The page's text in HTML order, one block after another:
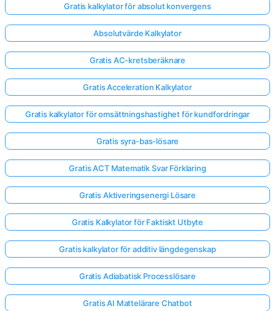
Gratis kalkylator för absolut konvergens
Absolutvärde Kalkylator
Gratis AC-kretsberäknare
Gratis Acceleration Kalkylator
Gratis kalkylator för omsättningshastighet för kundfordringar
Gratis syra-bas-lösare
Gratis ACT Matematik Svar Förklaring
Gratis Aktiveringsenergi Lösare
Gratis Kalkylator för Faktiskt Utbyte
Gratis kalkylator för additiv längdegenskap
Gratis Adiabatisk Processlösare
Gratis AI Mattelärare Chatbot